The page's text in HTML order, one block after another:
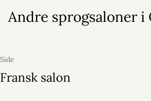
Andre sprogsaloner i
Side
Fransk salon